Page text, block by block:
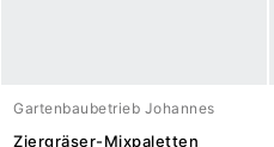
Gartenbaubetrieb Johannes
Meuwesen
Ziergräser-Mixpaletten